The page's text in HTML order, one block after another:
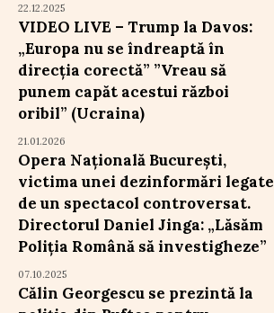
22.12.2025
VIDEO LIVE – Trump la Davos:
„Europa nu se îndreaptă în
direcția corectă” ”Vreau să
punem capăt acestui război
oribil” (Ucraina)
21.01.2026
Opera Națională București,
victima unei dezinformări legate
de un spectacol controversat.
Directorul Daniel Jinga: „Lăsăm
Poliția Română să investigheze”
07.10.2025
Călin Georgescu se prezintă la